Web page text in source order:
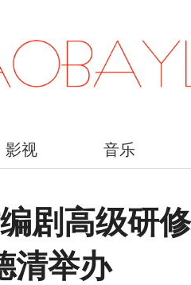
影视 音乐
剧高级研
清举办